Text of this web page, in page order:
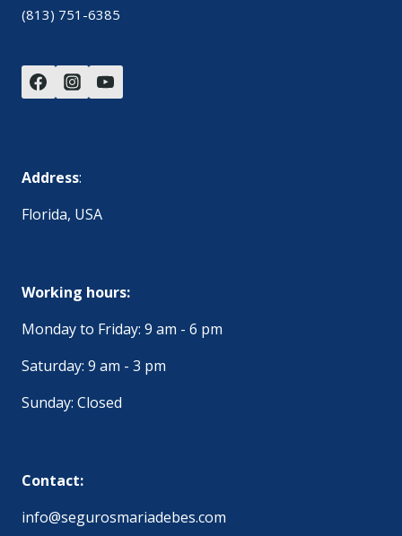
(813) 751-6385
Address:
Florida, USA
Working hours:
Monday to Friday: 9 am - 6 pm
Saturday: 9 am - 3 pm
Sunday: Closed
Contact:
info@segurosmariadebes.com